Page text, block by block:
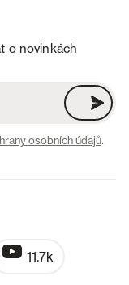
o novinkách
osobních údajů.
11.7k